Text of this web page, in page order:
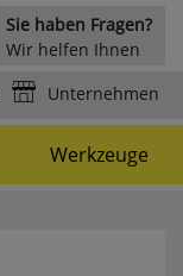
Sie haben Fragen?
Wir helfen Ihnen
Unternehmen
Werkzeuge